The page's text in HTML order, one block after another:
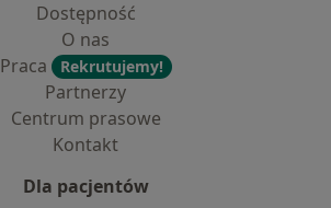
Dostępność
O nas
Praca
Rekrutujemy!
Partnerzy
Centrum prasowe
Kontakt
Dla pacjentów